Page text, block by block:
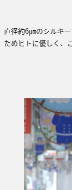
直径約6㎛のシルキ
ためヒトに優しく、